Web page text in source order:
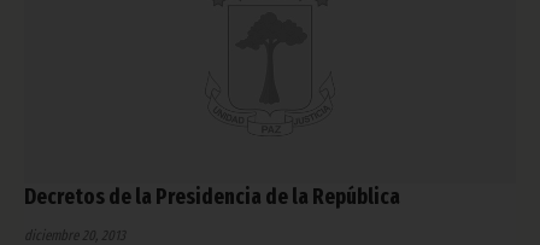
Decretos de la Presidencia de la República
diciembre 20, 2013